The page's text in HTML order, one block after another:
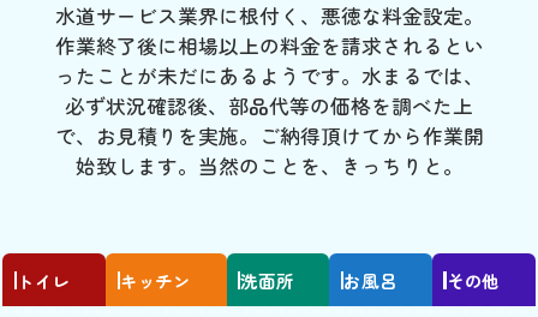
水道サービス業界に根付く、悪徳な料金設定。
作業終了後に相場以上の料金を請求されるとい
ったことが未だにあるようです。水まるでは、
必ず状況確認後、部品代等の価格を調べた上
で、お見積りを実施。ご納得頂けてから作業開
始致します。当然のことを、きっちりと。
トイレ キッチン 洗面所 お風呂 その他